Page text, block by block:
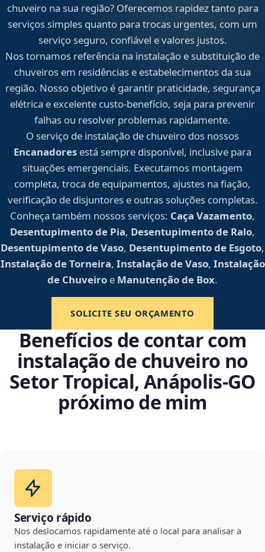
chuveiro na sua região? Oferecemos rapidez tanto para
serviços simples quanto para trocas urgentes, com um
serviço seguro, confiável e valores justos.
Nos tornamos referência na instalação e substituição de
chuveiros em residências e estabelecimentos da sua
região. Nosso objetivo é garantir praticidade, segurança
elétrica e excelente custo-benefício, seja para prevenir
falhas ou resolver problemas rapidamente.
O serviço de instalação de chuveiro dos nossos
Encanadores está sempre disponível, inclusive para
situações emergenciais. Executamos montagem
completa, troca de equipamentos, ajustes na fiação,
verificação de disjuntores e outras soluções completas.
Conheça também nossos serviços: Caça Vazamento,
Desentupimento de Pia, Desentupimento de Ralo,
Desentupimento de Vaso, Desentupimento de Esgoto,
Instalação de Torneira, Instalação de Vaso, Instalação
de Chuveiro e Manutenção de Box.
SOLICITE SEU ORÇAMENTO
Benefícios de contar com
instalação de chuveiro no
Setor Tropical, Anápolis‑GO
próximo de mim
Serviço rápido
Nos deslocamos rapidamente até o local para analisar a
instalação e iniciar o serviço.